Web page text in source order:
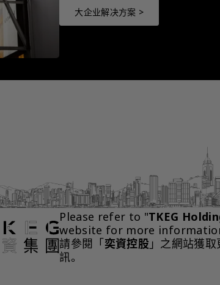
大企业解决方案 >
Please refer to "TKEG
website for more
請參閱「奕資控股 」之網站獲
訊。